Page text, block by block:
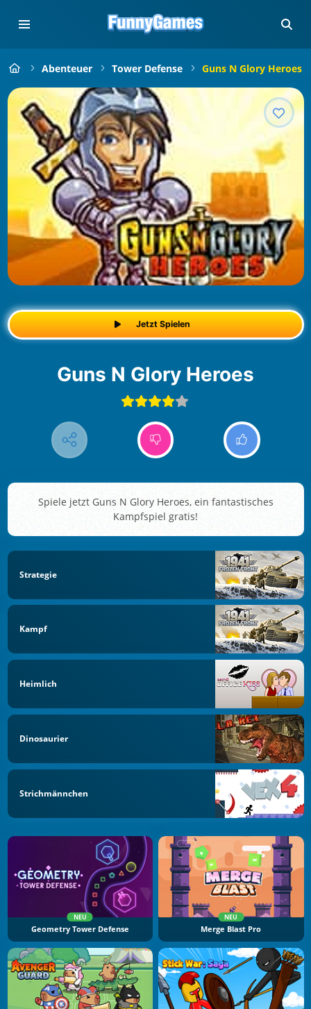
Abenteuer Tower Defense Guns N Glory Heroes
Jetzt Spielen
Guns N Glory Heroes
Spiele jetzt Guns N Glory Heroes, ein fantastisches
Kampfspiel gratis!
Strategie
Kampf
Heimlich
Dinosaurier
Strichmännchen
NEU
Geometry Tower Defense
NEU
Merge Blast Pro